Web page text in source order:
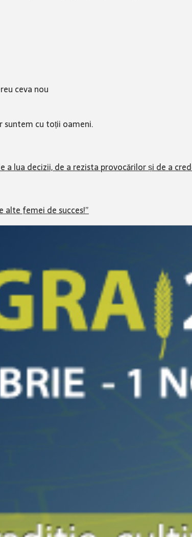
ceva nou
suntem cu toții oameni.
a lua decizii, de a rezista provocărilor și de a
alte femei de succes!”